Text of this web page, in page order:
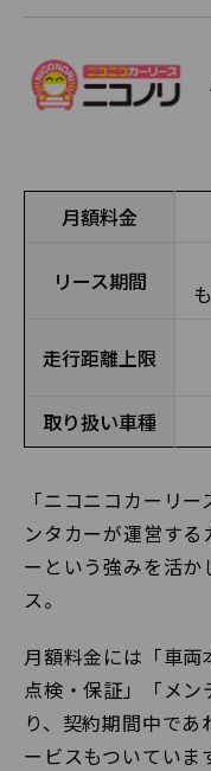
月額料金
リース期間
走行距離上限
取り扱い車種
「ニコニコカーリ
ンタカーが運営す
ーという強みを活
ス。
月額料金には「車両
点検・保証」「メ
り、契約期間中で
ービスもついていま